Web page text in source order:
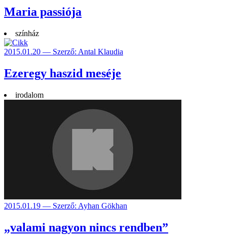
Maria passiója
színház
2015.01.20 — Szerző: Antal Klaudia
Ezeregy haszid meséje
irodalom
2015.01.19 — Szerző: Ayhan Gökhan
„valami nagyon nincs rendben”